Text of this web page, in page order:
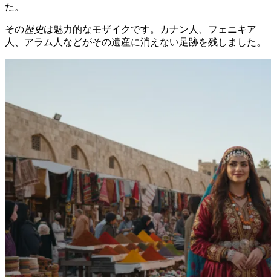
た。
その歴史は魅力的なモザイクです。カナン人、フェニキア
人、アラム人などがその遺産に消えない足跡を残しました。